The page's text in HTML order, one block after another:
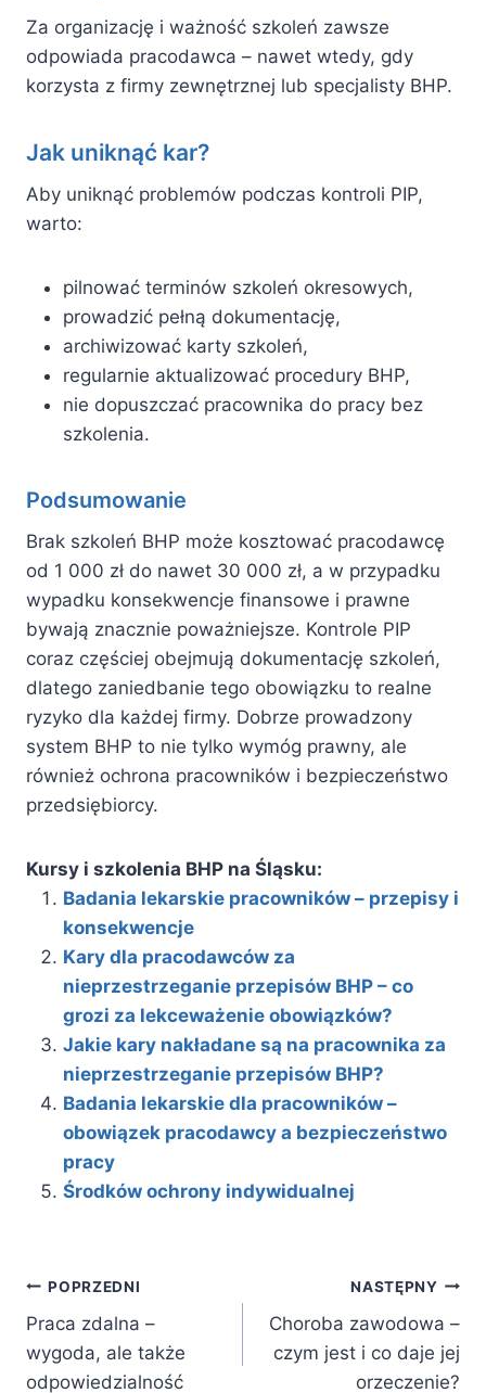
Za organizację i ważność szkoleń zawsze
odpowiada pracodawca – nawet wtedy, gdy
korzysta z firmy zewnętrznej lub specjalisty BHP.
Jak uniknąć kar?
Aby uniknąć problemów podczas kontroli PIP,
warto:
pilnować terminów szkoleń okresowych,
prowadzić pełną dokumentację,
archiwizować karty szkoleń,
regularnie aktualizować procedury BHP,
nie dopuszczać pracownika do pracy bez
szkolenia.
Podsumowanie
Brak szkoleń BHP może kosztować pracodawcę
od 1 000 zł do nawet 30 000 zł, a w przypadku
wypadku konsekwencje finansowe i prawne
bywają znacznie poważniejsze. Kontrole PIP
coraz częściej obejmują dokumentację szkoleń,
dlatego zaniedbanie tego obowiązku to realne
ryzyko dla każdej firmy. Dobrze prowadzony
system BHP to nie tylko wymóg prawny, ale
również ochrona pracowników i bezpieczeństwo
przedsiębiorcy.
Kursy i szkolenia BHP na Śląsku:
Badania lekarskie pracowników – przepisy i
konsekwencje
Kary dla pracodawców za
nieprzestrzeganie przepisów BHP – co
grozi za lekceważenie obowiązków?
Jakie kary nakładane są na pracownika za
nieprzestrzeganie przepisów BHP?
Badania lekarskie dla pracowników –
obowiązek pracodawcy a bezpieczeństwo
pracy
Środków ochrony indywidualnej
Nawigacja
wpisu
POPRZEDNI
Praca zdalna –
wygoda, ale także
odpowiedzialność
NASTĘPNY
Choroba zawodowa –
czym jest i co daje jej
orzeczenie?